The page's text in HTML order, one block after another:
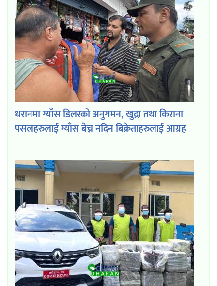
धरानमा ग्याँस डिलरको अनुगमन, खुद्रा तथा किराना
पसलहरुलाई ग्याँस बेच्न नदिन बिक्रेताहरुलाई आग्रह